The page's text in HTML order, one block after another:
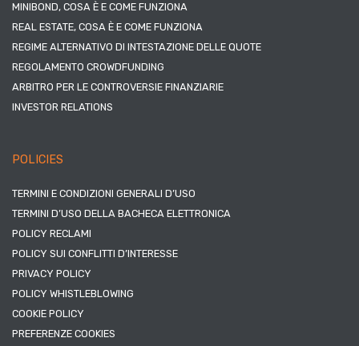
MINIBOND, COSA È E COME FUNZIONA
REAL ESTATE, COSA È E COME FUNZIONA
REGIME ALTERNATIVO DI INTESTAZIONE DELLE QUOTE
REGOLAMENTO CROWDFUNDING
ARBITRO PER LE CONTROVERSIE FINANZIARIE
INVESTOR RELATIONS
POLICIES
TERMINI E CONDIZIONI GENERALI D’USO
TERMINI D’USO DELLA BACHECA ELETTRONICA
POLICY RECLAMI
POLICY SUI CONFLITTI D’INTERESSE
PRIVACY POLICY
POLICY WHISTLEBLOWING
COOKIE POLICY
PREFERENZE COOKIES